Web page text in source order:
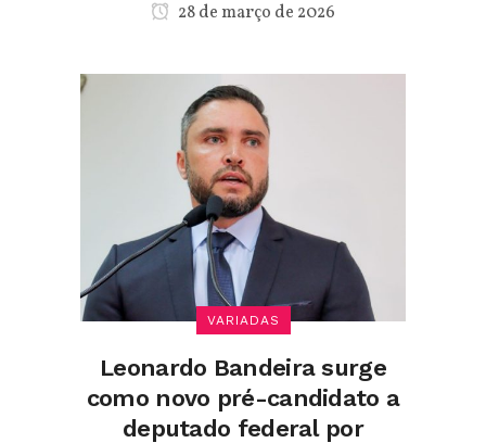
28 de março de 2026
VARIADAS
Leonardo Bandeira surge
como novo pré-candidato a
deputado federal por